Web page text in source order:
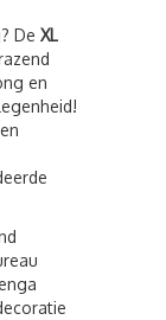
De XL
en